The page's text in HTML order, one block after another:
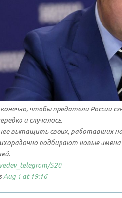
чтобы предатели России
и случалось.
вытащить своих, работавших
подбирают новые
/520
Aug 1 at 19:16
2026 ГОДА